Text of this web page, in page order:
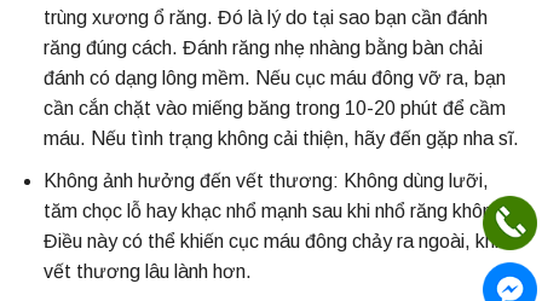
trùng xương ổ răng. Đó là lý do tại sao bạn cần đánh
răng đúng cách. Đánh răng nhẹ nhàng bằng bàn chải
đánh có dạng lông mềm. Nếu cục máu đông vỡ ra, bạn
cần cắn chặt vào miếng băng trong 10-20 phút để cầm
máu. Nếu tình trạng không cải thiện, hãy đến gặp nha sĩ.
Không ảnh hưởng đến vết thương: Không dùng lưỡi,
tăm chọc lỗ hay khạc nhổ mạnh sau khi nhổ răng khôn.
Điều này có thể khiến cục máu đông chảy ra ngoài, khiến
vết thương lâu lành hơn.